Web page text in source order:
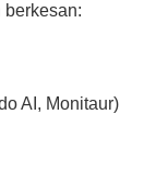
AI, Monitaur)